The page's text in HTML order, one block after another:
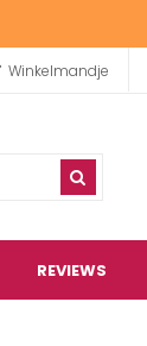
Winkelmandje
REVIEWS